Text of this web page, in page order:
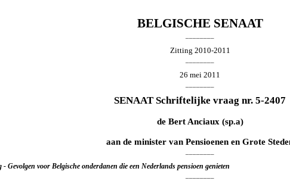
BELGISCHE SENAAT
Zitting 2010-2011
26 mei 2011
SENAAT Schriftelijke vraag nr. 5-2407
de Bert Anciaux (sp.a)
aan de minister van Pensioenen en Grote
Gevolgen voor Belgische onderdanen die een Nederlands pensioen genieten